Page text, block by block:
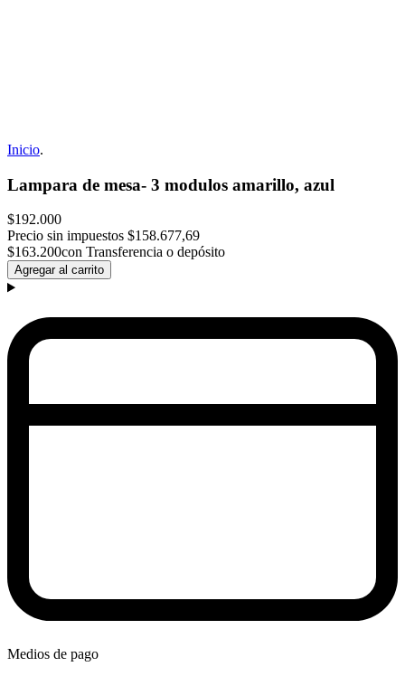
Inicio.
Lampara de mesa- 3 modulos amarillo, azul
$192.000
Precio sin impuestos $158.677,69
$163.200con Transferencia o depósito
Agregar al carrito
Medios de pago